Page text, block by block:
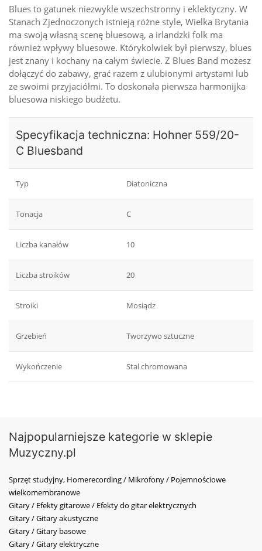
Blues to gatunek niezwykle wszechstronny i eklektyczny. W
Stanach Zjednoczonych istnieją różne style, Wielka Brytania
ma swoją własną scenę bluesową, a irlandzki folk ma
również wpływy bluesowe. Którykolwiek był pierwszy, blues
jest znany i kochany na całym świecie. Z Blues Band możesz
dołączyć do zabawy, grać razem z ulubionymi artystami lub
ze swoimi przyjaciółmi. To doskonała pierwsza harmonijka
bluesowa niskiego budżetu.
Specyfikacja techniczna: Hohner 559/20-
C Bluesband
Typ Diatoniczna
Tonacja C
Liczba kanałów 10
Liczba stroików 20
Stroiki Mosiądz
Grzebień Tworzywo sztuczne
Wykończenie Stal chromowana
Najpopularniejsze kategorie w sklepie
Muzyczny.pl
Sprzęt studyjny, Homerecording / Mikrofony / Pojemnościowe
wielkomembranowe
Gitary / Efekty gitarowe / Efekty do gitar elektrycznych
Gitary / Gitary akustyczne
Gitary / Gitary basowe
Gitary / Gitary elektryczne